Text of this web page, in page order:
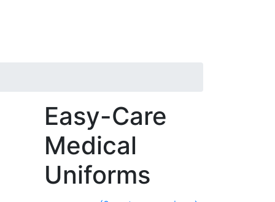
Easy-Care
Medical
Uniforms